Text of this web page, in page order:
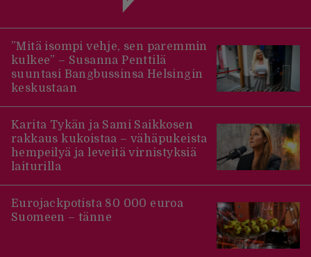
”Mitä isompi vehje, sen paremmin
kulkee” – Susanna Penttilä
suuntasi Bangbussinsa Helsingin
keskustaan
Karita Tykän ja Sami Saikkosen
rakkaus kukoistaa – vähäpukeista
hempeilyä ja leveitä virnistyksiä
laiturilla
Eurojackpotista 80 000 euroa
Suomeen – tänne